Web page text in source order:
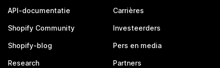
API-documentatie
Shopify Community
Shopify-blog
Research
Carrières
Investeerders
Pers en media
Partners